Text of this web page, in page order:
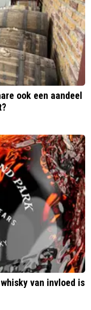
ook een aandeel
van invloed is